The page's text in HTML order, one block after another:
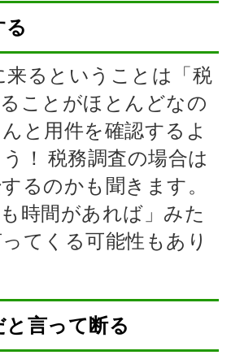
来るということは「税
ことがほとんどなの
と用件を確認するよ
！ 税務調査の場合は
るのかも聞きます。
時間があれば」みた
てくる可能性もあり
言って断る